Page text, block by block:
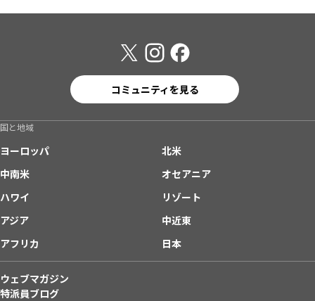
コミュニティを見る
国と地域
ヨーロッパ
北米
中南米
オセアニア
ハワイ
リゾート
アジア
中近東
アフリカ
日本
ウェブマガジン
特派員ブログ